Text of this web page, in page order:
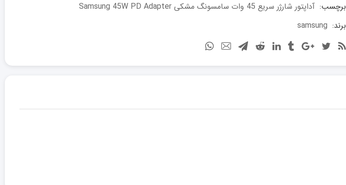
برچسب: آداپتور شارژر سریع 45 وات سامسونگ مشکی Samsung 45W PD Adapter
برند: samsung